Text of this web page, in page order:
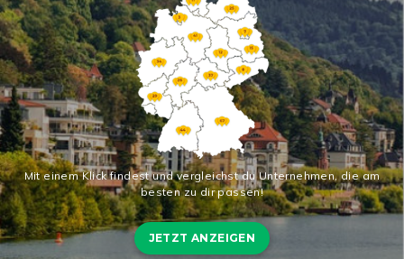
Mit einem Klick findest und vergleichst du Unternehmen, die am
besten zu dir passen!
JETZT ANZEIGEN